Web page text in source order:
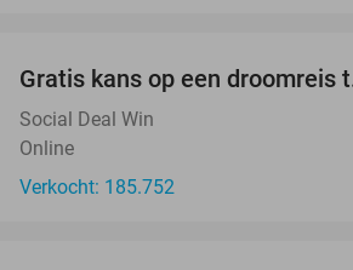
Gratis kans op een droomreis
Social Deal Win
Online
Verkocht: 185.752